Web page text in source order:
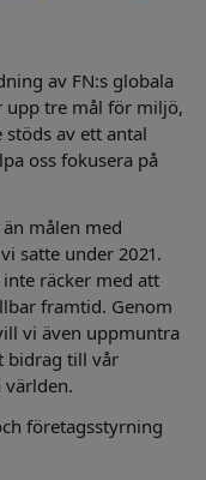
av FN:s globala
upp tre mål för miljö,
av ett antal
oss fokusera på
målen med
satte under 2021.
räcker med att
framtid. Genom
vi även uppmuntra
bidrag till vår
världen.
företagsstyrning